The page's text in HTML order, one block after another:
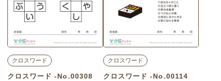
クロスワード
クロスワード -No.00308
クロスワード
クロスワード -No.00114